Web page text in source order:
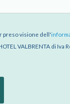
preso visione dell'
VALBRENTA di Iva